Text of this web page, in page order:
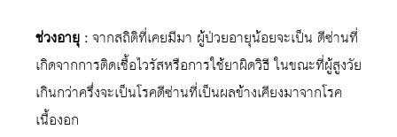
ช่วงอายุ :จากสถิติที่เคยมีมา ผู้ป่วยอายุน้อยจะเป็น ดีซ่านที่
เกิดจากการติดเชื้อไวรัสหรือการใช้ยาผิดวิธี ในขณะที่ผู้สูงวัย
เกินกว่าครึ่งจะเป็นโรคดีซ่านที่เป็นผลข้างเคียงมาจากโรค
เนื้องอก